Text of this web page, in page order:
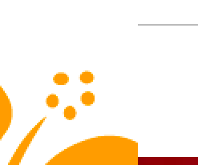
contenu
principal
contenu
secondaire